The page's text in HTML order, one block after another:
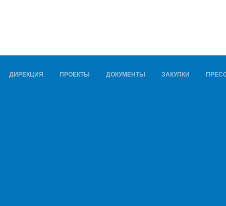
ДИРЕКЦИЯ ПРОЕКТЫ ДОКУМЕНТЫ ЗАКУПКИ